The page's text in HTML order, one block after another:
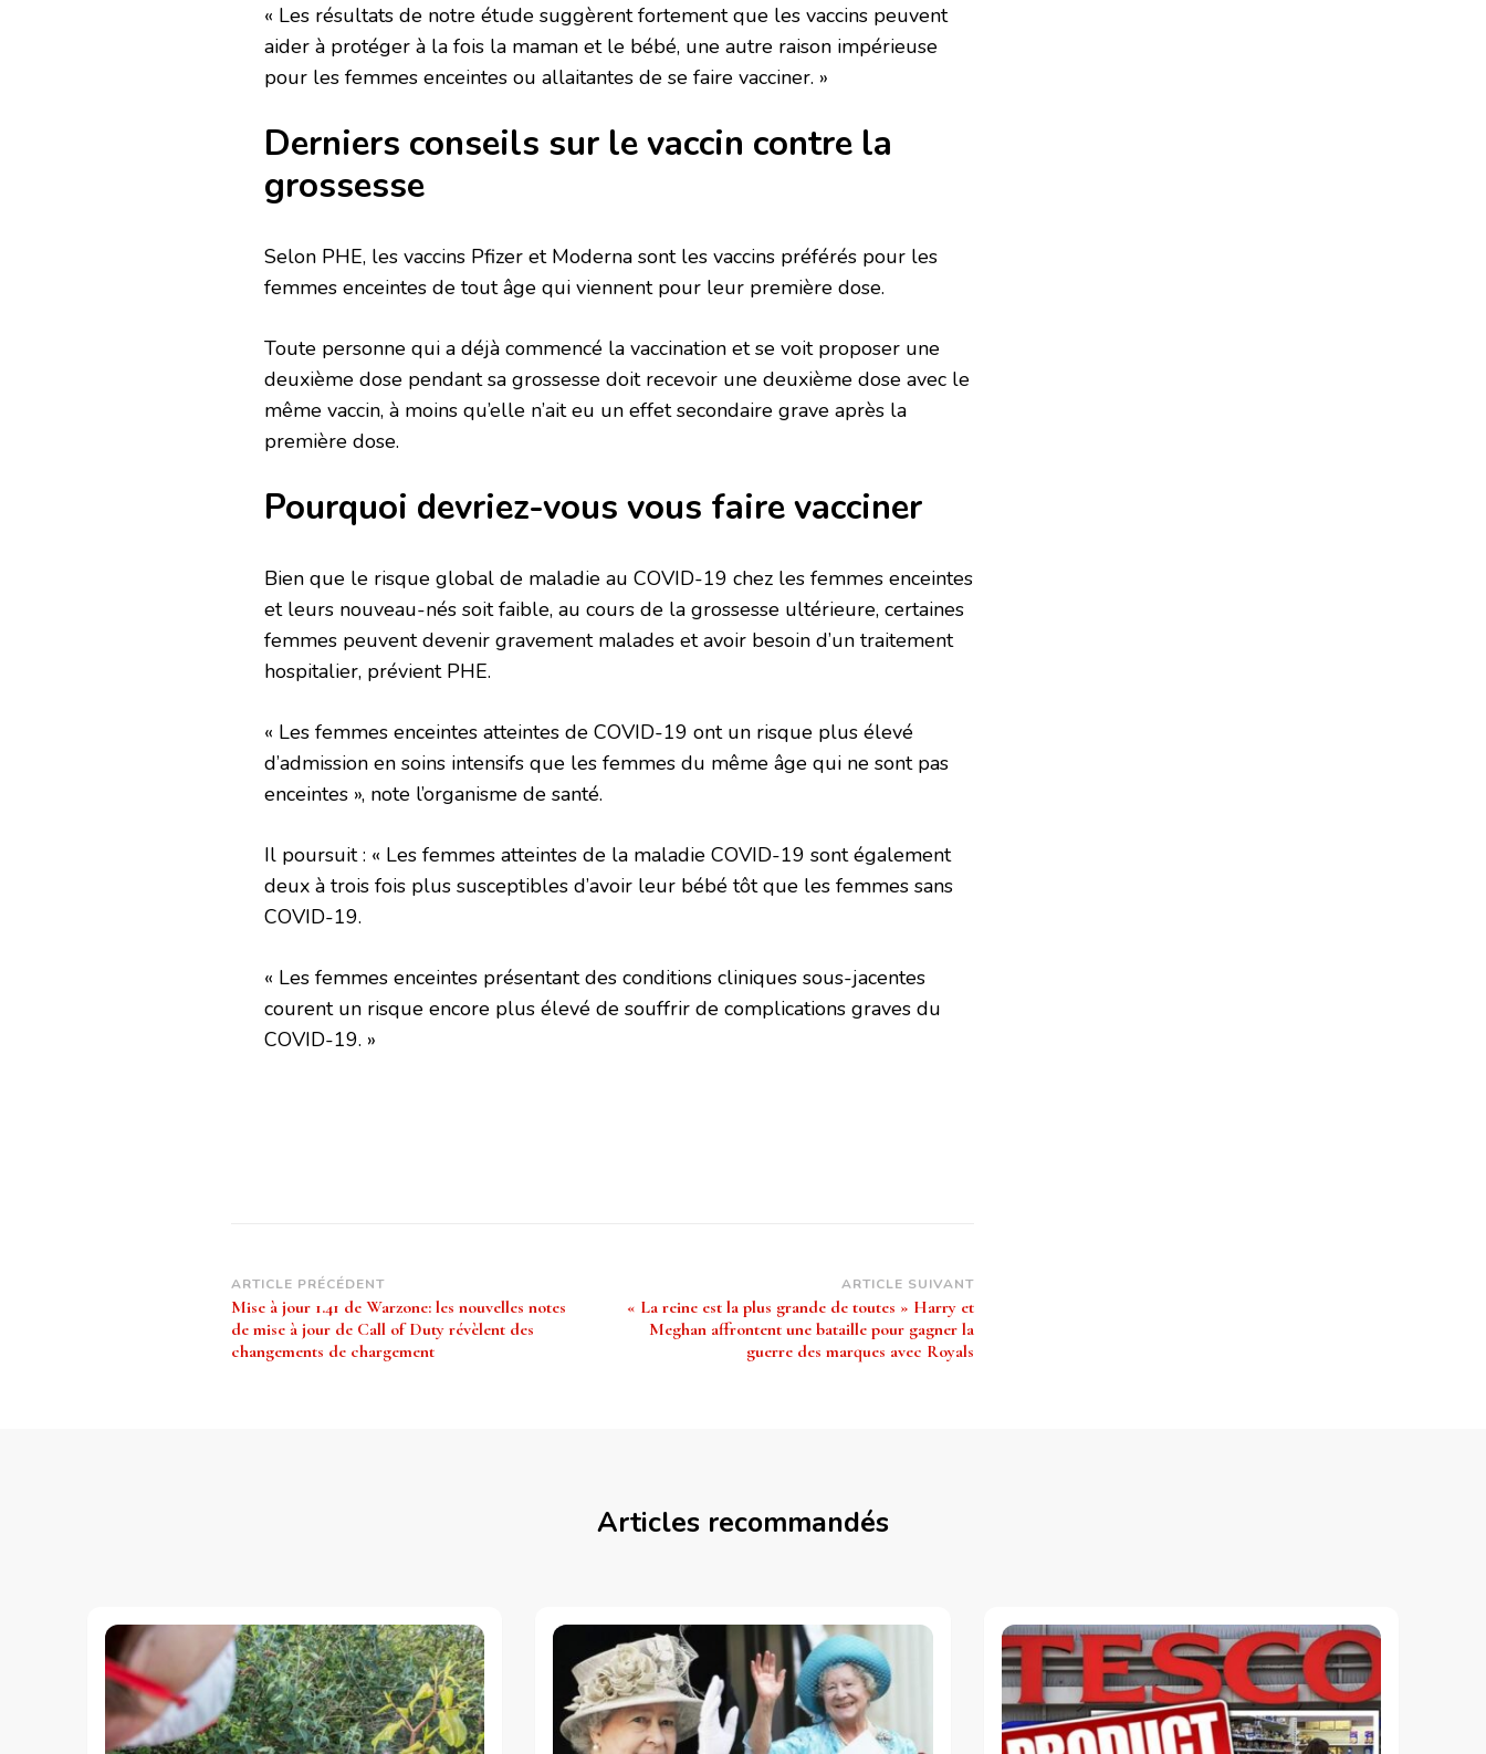
« Les résultats de notre étude suggèrent fortement que les vaccins peuvent
aider à protéger à la fois la maman et le bébé, une autre raison impérieuse
pour les femmes enceintes ou allaitantes de se faire vacciner. »
Derniers conseils sur le vaccin contre la
grossesse
Selon PHE, les vaccins Pfizer et Moderna sont les vaccins préférés pour les
femmes enceintes de tout âge qui viennent pour leur première dose.
Toute personne qui a déjà commencé la vaccination et se voit proposer une
deuxième dose pendant sa grossesse doit recevoir une deuxième dose avec le
même vaccin, à moins qu’elle n’ait eu un effet secondaire grave après la
première dose.
Pourquoi devriez-vous vous faire vacciner
Bien que le risque global de maladie au COVID-19 chez les femmes enceintes
et leurs nouveau-nés soit faible, au cours de la grossesse ultérieure, certaines
femmes peuvent devenir gravement malades et avoir besoin d’un traitement
hospitalier, prévient PHE.
« Les femmes enceintes atteintes de COVID-19 ont un risque plus élevé
d’admission en soins intensifs que les femmes du même âge qui ne sont pas
enceintes », note l’organisme de santé.
Il poursuit : « Les femmes atteintes de la maladie COVID-19 sont également
deux à trois fois plus susceptibles d’avoir leur bébé tôt que les femmes sans
COVID-19.
« Les femmes enceintes présentant des conditions cliniques sous-jacentes
courent un risque encore plus élevé de souffrir de complications graves du
COVID-19. »
Navigation
d’article
ARTICLE PRÉCÉDENT
Mise à jour 1.41 de Warzone: les nouvelles notes
de mise à jour de Call of Duty révèlent des
changements de chargement
ARTICLE SUIVANT
« La reine est la plus grande de toutes » Harry et
Meghan affrontent une bataille pour gagner la
guerre des marques avec Royals
Articles recommandés